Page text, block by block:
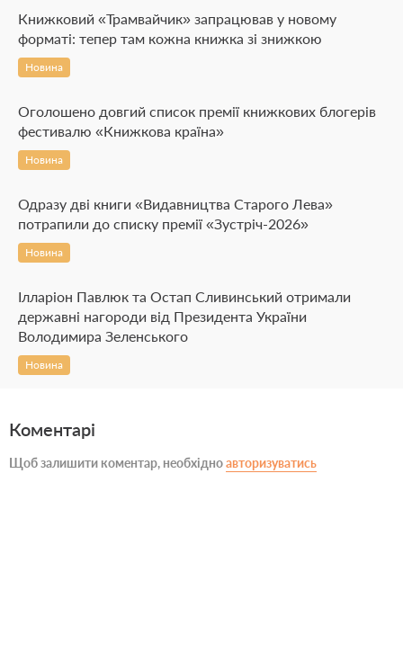
Книжковий «Трамвайчик» запрацював у новому
форматі: тепер там кожна книжка зі знижкою
Новина
Оголошено довгий список премії книжкових блогерів
фестивалю «Книжкова країна»
Новина
Одразу дві книги «Видавництва Старого Лева»
потрапили до списку премії «Зустріч-2026»
Новина
Ілларіон Павлюк та Остап Сливинський отримали
державні нагороди від Президента України
Володимира Зеленського
Новина
Коментарі
Щоб залишити коментар, необхідноавторизуватись